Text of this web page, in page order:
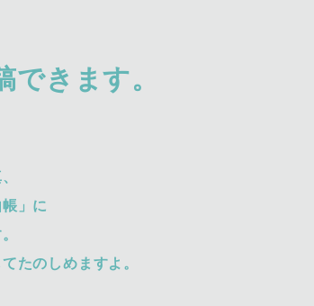
できます。
」に
たのしめますよ。